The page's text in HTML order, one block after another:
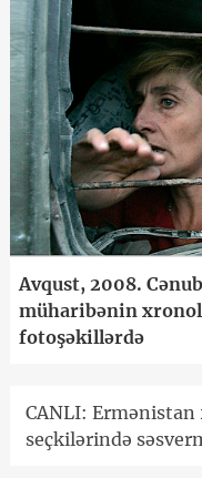
Avqust, 2008.
müharibənin
fotoşəkillərdə
CANLI:
seçkilərində